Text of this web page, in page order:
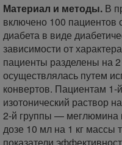
Материал и методы. В
включено 100 пациентов
диабета в виде
зависимости от
пациенты разделены на
осуществлялась путем
конвертов. Пациентам 1-
изотонический раствор
2-й группы — меглюмина
дозе 10 мл на 1 кг массы